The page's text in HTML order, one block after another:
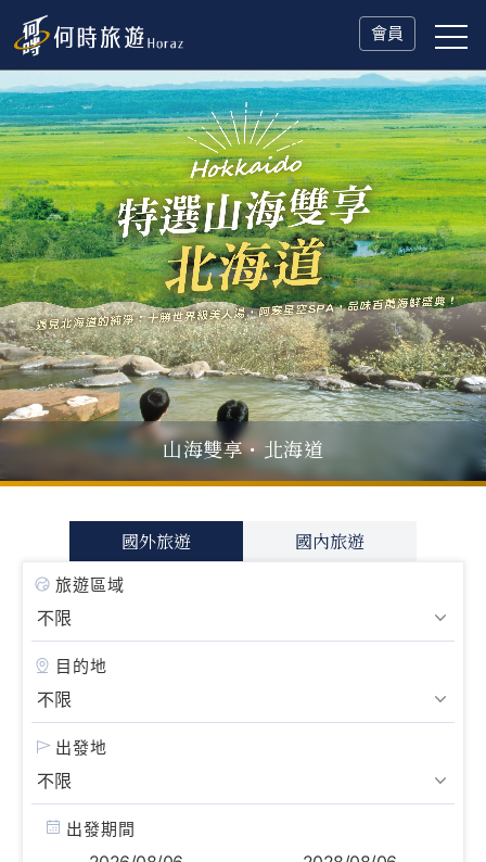
會員
父親節．限時特別企劃
一人旅行Solo Travel山海雙享・北海道
國外旅遊 國內旅遊
旅遊區域
目的地
出發地
出發期間